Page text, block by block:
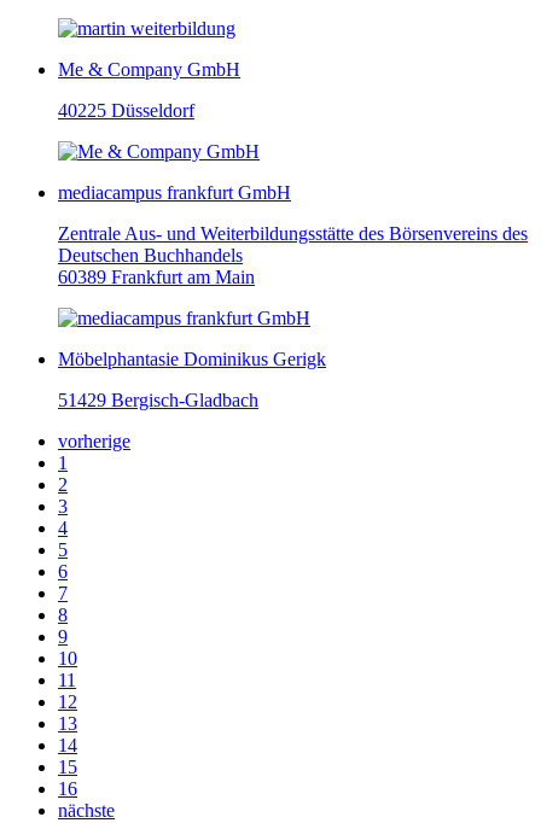
Me & Company GmbH
40225 Düsseldorf
mediacampus frankfurt GmbH
Zentrale Aus- und Weiterbildungsstätte des Börsenvereins des
Deutschen Buchhandels
60389 Frankfurt am Main
Möbelphantasie Dominikus Gerigk
51429 Bergisch-Gladbach
vorherige
1
2
3
4
5
6
7
8
9
10
11
12
13
14
15
16
nächste